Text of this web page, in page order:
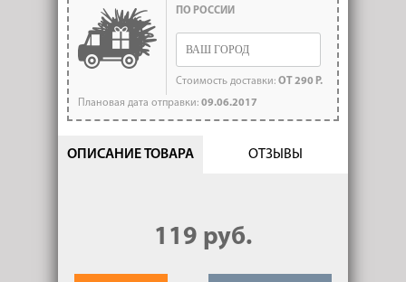
ПО РОССИИ
Стоимость доставки: ОТ 290 Р.
Плановая дата отправки: 09.06.2017
ОПИСАНИЕ ТОВАРА ОТЗЫВЫ
119 руб.